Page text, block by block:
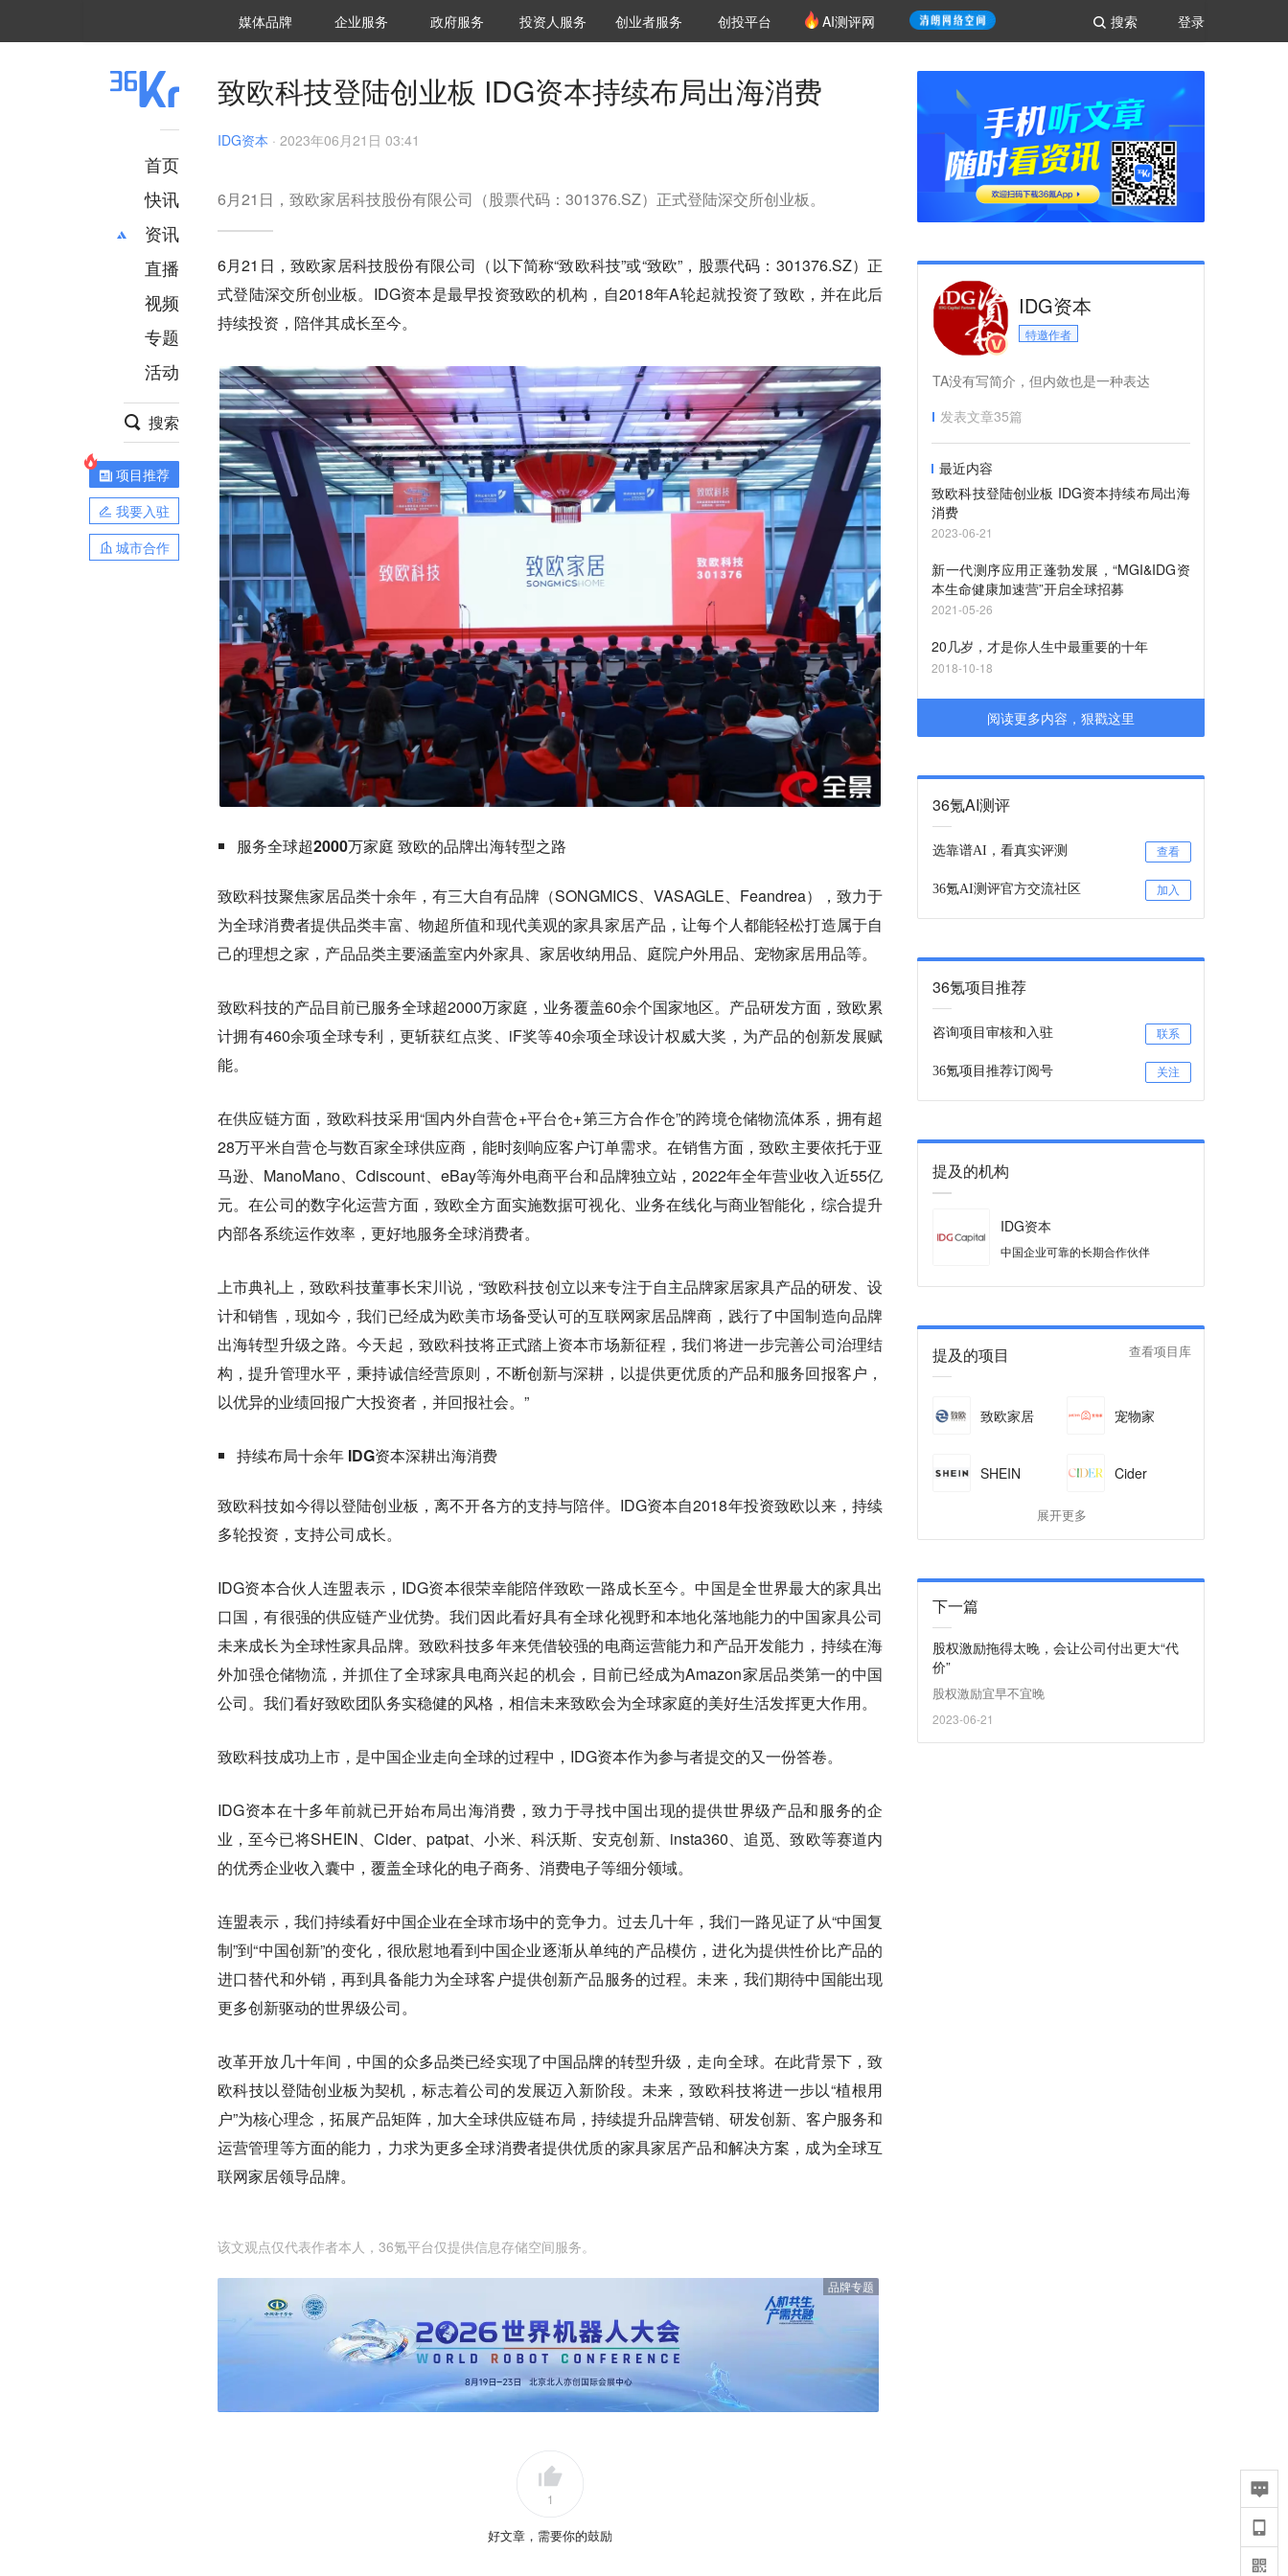
登录
搜索
媒体品牌 36Kr研究院
企业服务 城市之窗
政府服务 VClub投资机构库
投资机构职位推介
投资人服务 创投氪堂
创业者服务 创投平台 AI测评网
首页
快讯
资讯
推荐
财经
项目推荐
安徽
直播
视频
专题
活动
搜索
项目推荐
我要入驻
城市合作
致欧科技登陆创业板 IDG资本持续布局出海消费
IDG资本 · 2023年06月21日 03:41
6月21日，致欧家居科技股份有限公司（股票代码：301376.SZ）正式登陆深交所创业板。
6月21日，致欧家居科技股份有限公司（以下简称“致欧科技”或“致欧”，股票代码：301376.SZ）正
式登陆深交所创业板。IDG资本是最早投资致欧的机构，自2018年A轮起就投资了致欧，并在此后
持续投资，陪伴其成长至今。
服务全球超2000万家庭 致欧的品牌出海转型之路
致欧科技聚焦家居品类十余年，有三大自有品牌（SONGMICS、VASAGLE、Feandrea），致力于
为全球消费者提供品类丰富、物超所值和现代美观的家具家居产品，让每个人都能轻松打造属于自
己的理想之家，产品品类主要涵盖室内外家具、家居收纳用品、庭院户外用品、宠物家居用品等。
致欧科技的产品目前已服务全球超2000万家庭，业务覆盖60余个国家地区。产品研发方面，致欧累
计拥有460余项全球专利，更斩获红点奖、iF奖等40余项全球设计权威大奖，为产品的创新发展赋
能。
在供应链方面，致欧科技采用“国内外自营仓+平台仓+第三方合作仓”的跨境仓储物流体系，拥有超
28万平米自营仓与数百家全球供应商，能时刻响应客户订单需求。在销售方面，致欧主要依托于亚
马逊、ManoMano、Cdiscount、eBay等海外电商平台和品牌独立站，2022年全年营业收入近55亿
元。在公司的数字化运营方面，致欧全方面实施数据可视化、业务在线化与商业智能化，综合提升
内部各系统运作效率，更好地服务全球消费者。
上市典礼上，致欧科技董事长宋川说，“致欧科技创立以来专注于自主品牌家居家具产品的研发、设
计和销售，现如今，我们已经成为欧美市场备受认可的互联网家居品牌商，践行了中国制造向品牌
出海转型升级之路。今天起，致欧科技将正式踏上资本市场新征程，我们将进一步完善公司治理结
构，提升管理水平，秉持诚信经营原则，不断创新与深耕，以提供更优质的产品和服务回报客户，
以优异的业绩回报广大投资者，并回报社会。”
持续布局十余年 IDG资本深耕出海消费
致欧科技如今得以登陆创业板，离不开各方的支持与陪伴。IDG资本自2018年投资致欧以来，持续
多轮投资，支持公司成长。
IDG资本合伙人连盟表示，IDG资本很荣幸能陪伴致欧一路成长至今。中国是全世界最大的家具出
口国，有很强的供应链产业优势。我们因此看好具有全球化视野和本地化落地能力的中国家具公司
未来成长为全球性家具品牌。致欧科技多年来凭借较强的电商运营能力和产品开发能力，持续在海
外加强仓储物流，并抓住了全球家具电商兴起的机会，目前已经成为Amazon家居品类第一的中国
公司。我们看好致欧团队务实稳健的风格，相信未来致欧会为全球家庭的美好生活发挥更大作用。
致欧科技成功上市，是中国企业走向全球的过程中，IDG资本作为参与者提交的又一份答卷。
IDG资本在十多年前就已开始布局出海消费，致力于寻找中国出现的提供世界级产品和服务的企
业，至今已将SHEIN、Cider、patpat、小米、科沃斯、安克创新、insta360、追觅、致欧等赛道内
的优秀企业收入囊中，覆盖全球化的电子商务、消费电子等细分领域。
连盟表示，我们持续看好中国企业在全球市场中的竞争力。过去几十年，我们一路见证了从“中国复
制”到“中国创新”的变化，很欣慰地看到中国企业逐渐从单纯的产品模仿，进化为提供性价比产品的
进口替代和外销，再到具备能力为全球客户提供创新产品服务的过程。未来，我们期待中国能出现
更多创新驱动的世界级公司。
改革开放几十年间，中国的众多品类已经实现了中国品牌的转型升级，走向全球。在此背景下，致
欧科技以登陆创业板为契机，标志着公司的发展迈入新阶段。未来，致欧科技将进一步以“植根用
户”为核心理念，拓展产品矩阵，加大全球供应链布局，持续提升品牌营销、研发创新、客户服务和
运营管理等方面的能力，力求为更多全球消费者提供优质的家具家居产品和解决方案，成为全球互
联网家居领导品牌。
该文观点仅代表作者本人，36氪平台仅提供信息存储空间服务。
品牌专题
1
好文章，需要你的鼓励
IDG资本
特邀作者
TA没有写简介，但内敛也是一种表达
发表文章35篇
最近内容
致欧科技登陆创业板 IDG资本持续布局出海
消费
2023-06-21
新一代测序应用正蓬勃发展，“MGI&IDG资
本生命健康加速营”开启全球招募
2021-05-26
20几岁，才是你人生中最重要的十年
2018-10-18
阅读更多内容，狠戳这里
36氪AI测评
选靠谱AI，看真实评测 查看
36氪AI测评官方交流社区 加入
36氪项目推荐
咨询项目审核和入驻 联系
36氪项目推荐订阅号 关注
提及的机构
IDG资本
中国企业可靠的长期合作伙伴
提及的项目 查看项目库
致欧家居 宠物家
SHEIN Cider
展开更多
下一篇
股权激励拖得太晚，会让公司付出更大“代
价”
股权激励宜早不宜晚
2023-06-21